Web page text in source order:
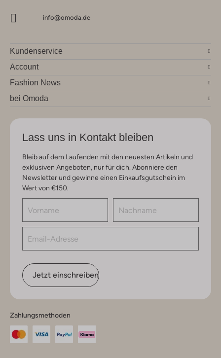
info@omoda.de
Kundenservice
Account
Fashion News
bei Omoda
Lass uns in Kontakt bleiben
Bleib auf dem Laufenden mit den neuesten Artikeln und
exklusiven Angeboten, nur für dich. Abonniere den
Newsletter und gewinne einen Einkaufsgutschein im
Wert von €150.
Jetzt einschreiben
Zahlungsmethoden